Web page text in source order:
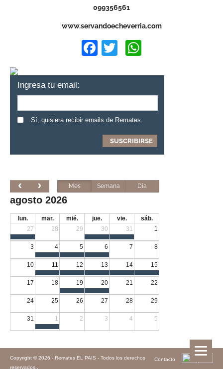
099356561
www.servandoecheverria.com
Facebook
Twitter
Ingresa tu email:
Sí, quisiera recibir emails de Remates.
Mes Semana Día
agosto 2026
lun. mar. mié. jue. vie.
sáb.
27
28 29 30 31 1
3 4 5 6 7 8
10 11 12 13 14 15
17 18 19 20 21 22
24 25 26 27 28 29
31 1 2 3 4 5
Contacto
Copyright © 2026 - Remates EL PAIS - Todos los derechos
reservados.